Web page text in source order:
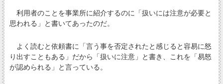
利用者のことを事業所に紹介するのに「扱いには注意が必要と
思われる」と書いてあったのだ。
よく読むと依頼書に「言う事を否定されたと感じると容易に怒
り出すこともある」だから「扱いに注意」と書き、これを「易怒
が認められる」と言っている。